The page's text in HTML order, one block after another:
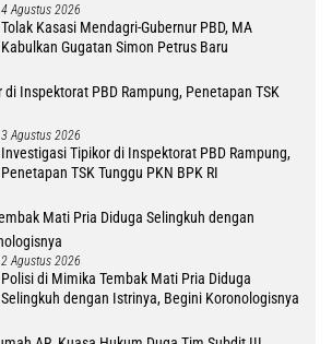
4 Agustus 2026
Tolak Kasasi Mendagri-Gubernur PBD, MA
Kabulkan Gugatan Simon Petrus Baru
3 Agustus 2026
Investigasi Tipikor di Inspektorat PBD Rampung,
Penetapan TSK Tunggu PKN BPK RI
2 Agustus 2026
Polisi di Mimika Tembak Mati Pria Diduga
Selingkuh dengan Istrinya, Begini Koronologisnya